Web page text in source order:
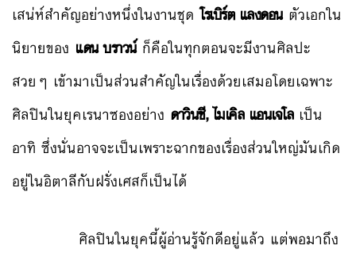
เสน่ห์สำคัญอย่างหนึ่งในงานชุดโรเบิร์ต แลงดอนตัวเอกใน
นิยายของ แดน บราวน์ก็คือในทุกตอนจะมีงานศิลปะ
สวยๆ เข้ามาเป็นส่วนสำคัญในเรื่องด้วยเสมอโดยเฉพาะ
ศิลปินในยุคเรนาซองอย่าง ดาวินชี, ไมเคิล แอนเจโลเป็น
อาทิ ซึ่งนั่นอาจจะเป็นเพราะฉากของเรื่องส่วนใหญ่มันเกิด
อยู่ในอิตาลีกับฝรั่งเศสก็เป็นได้
ศิลปินในยุคนี้ผู้อ่านรู้จักดีอยู่แล้ว แต่พอมาถึง